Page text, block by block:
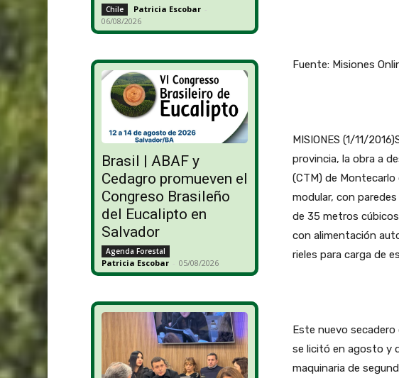
Chile Patricia Escobar -
06/08/2026
Brasil | ABAF y
Cedagro promueven el
Congreso Brasileño
del Eucalipto en
Salvador
Agenda Forestal
Patricia Escobar - 05/08/2026
Fuente: Misiones
MISIONES (1/11/
provincia, la obra a
(CTM) de
modular, con
de 35 metros
con alimentación
rieles para carga de
Este nuevo secadero
se licitó en agosto y
maquinaria de